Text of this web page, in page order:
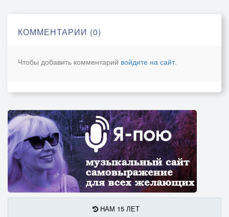
Эхо издалека.
Всё же нам надо жить пока,
КОММЕНТАРИИ (0)
Чтобы добавить комментарий войдите на сайт.
НАМ 15 ЛЕТ